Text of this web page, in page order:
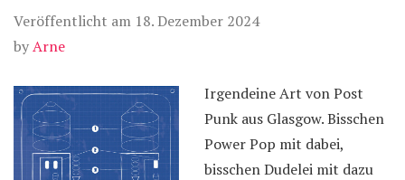
Veröffentlicht am 18. Dezember 2024
byArne
Irgendeine Art von Post
Punk aus Glasgow. Bisschen
Power Pop mit dabei,
bisschen Dudelei mit dazu